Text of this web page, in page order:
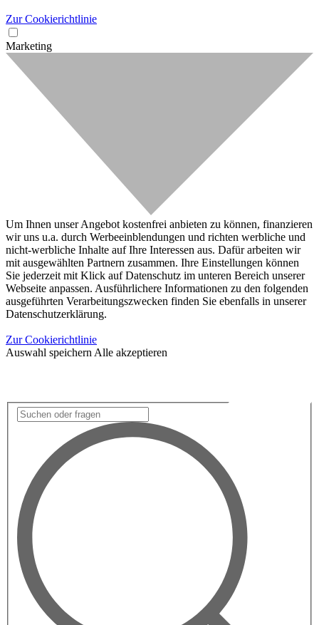
Zur Cookierichtlinie
Marketing
Um Ihnen unser Angebot kostenfrei anbieten zu können, finanzieren
wir uns u.a. durch Werbeeinblendungen und richten werbliche und
nicht-werbliche Inhalte auf Ihre Interessen aus. Dafür arbeiten wir
mit ausgewählten Partnern zusammen. Ihre Einstellungen können
Sie jederzeit mit Klick auf Datenschutz im unteren Bereich unserer
Webseite anpassen. Ausführlichere Informationen zu den folgenden
ausgeführten Verarbeitungszwecken finden Sie ebenfalls in unserer
Datenschutzerklärung.
Zur Cookierichtlinie
Auswahl speichern Alle akzeptieren